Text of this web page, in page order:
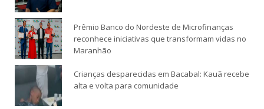
Prêmio Banco do Nordeste de Microfinanças
reconhece iniciativas que transformam vidas no
Maranhão
Crianças desparecidas em Bacabal: Kauã recebe
alta e volta para comunidade